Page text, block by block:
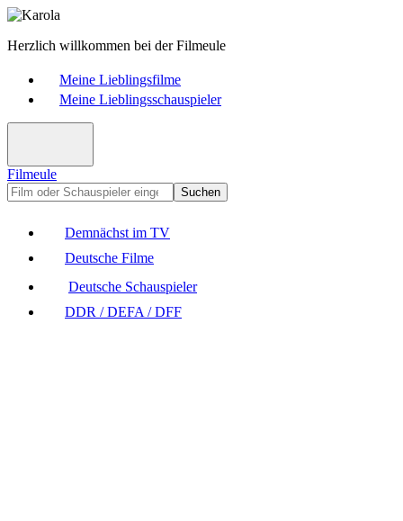
Herzlich willkommen bei der Filmeule
Meine Lieblingsfilme
Meine Lieblingsschauspieler
Filmeule
Suchen
Demnächst im TV
Deutsche Filme
Deutsche Schauspieler
DDR / DEFA / DFF